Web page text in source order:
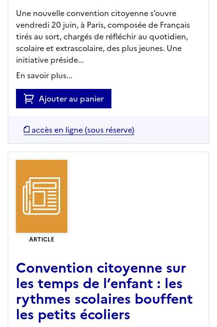
Une nouvelle convention citoyenne s’ouvre
vendredi 20 juin, à Paris, composée de Français
tirés au sort, chargés de réfléchir au quotidien,
scolaire et extrascolaire, des plus jeunes. Une
initiative préside...
En savoir plus...
Ajouter au panier
accès en ligne (sous réserve)
ARTICLE
Convention citoyenne sur
les temps de l’enfant : les
rythmes scolaires bouffent
les petits écoliers